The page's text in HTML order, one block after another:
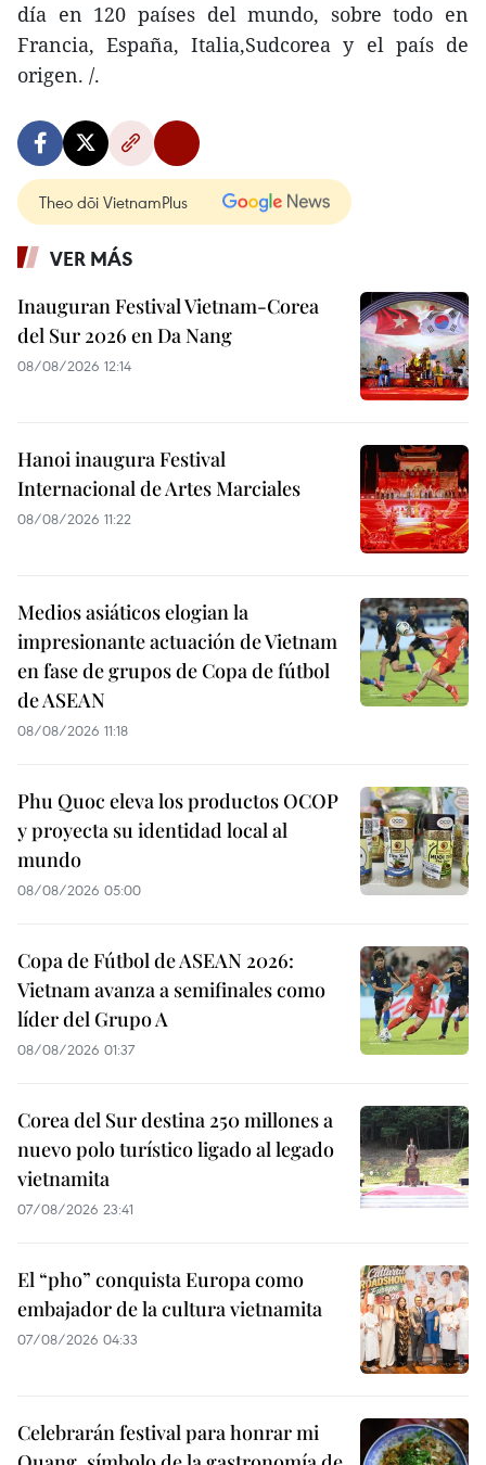
día en 120 países del mundo, sobre todo en
Francia, España, Italia,Sudcorea y el país de
origen. /.
Theo dõi VietnamPlus
VER MÁS
Inauguran Festival Vietnam-Corea
del Sur 2026 en Da Nang
08/08/2026 12:14
Hanoi inaugura Festival
Internacional de Artes Marciales
08/08/2026 11:22
Medios asiáticos elogian la
impresionante actuación de Vietnam
en fase de grupos de Copa de fútbol
de ASEAN
08/08/2026 11:18
Phu Quoc eleva los productos OCOP
y proyecta su identidad local al
mundo
08/08/2026 05:00
Copa de Fútbol de ASEAN 2026:
Vietnam avanza a semifinales como
líder del Grupo A
08/08/2026 01:37
Corea del Sur destina 250 millones a
nuevo polo turístico ligado al legado
vietnamita
07/08/2026 23:41
El “pho” conquista Europa como
embajador de la cultura vietnamita
07/08/2026 04:33
Celebrarán festival para honrar mi